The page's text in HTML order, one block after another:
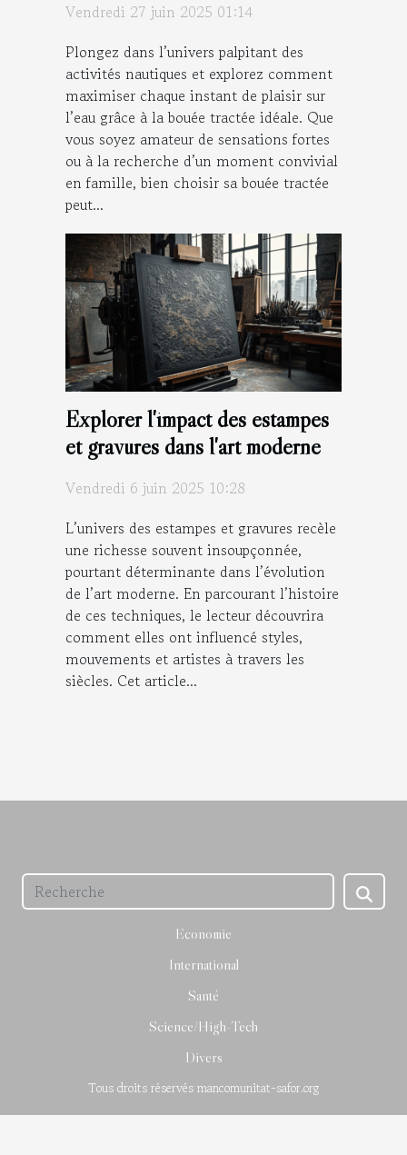
Vendredi 27 juin 2025 01:14
Plongez dans l’univers palpitant des
activités nautiques et explorez comment
maximiser chaque instant de plaisir sur
l’eau grâce à la bouée tractée idéale. Que
vous soyez amateur de sensations fortes
ou à la recherche d’un moment convivial
en famille, bien choisir sa bouée tractée
peut...
Explorer l'impact des estampes
et gravures dans l'art moderne
Vendredi 6 juin 2025 10:28
L’univers des estampes et gravures recèle
une richesse souvent insoupçonnée,
pourtant déterminante dans l’évolution
de l’art moderne. En parcourant l’histoire
de ces techniques, le lecteur découvrira
comment elles ont influencé styles,
mouvements et artistes à travers les
siècles. Cet article...
Economie
International
Santé
Science/High-Tech
Divers
Tous droits réservés mancomunitat-safor.org